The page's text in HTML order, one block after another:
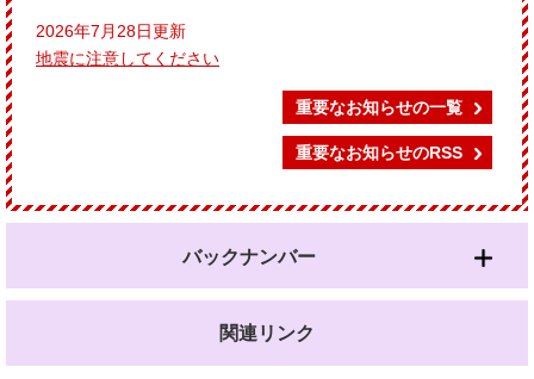
2026年7月28日更新
地震に注意してください
重要なお知らせの一覧
重要なお知らせのRSS
バックナンバー
関連リンク